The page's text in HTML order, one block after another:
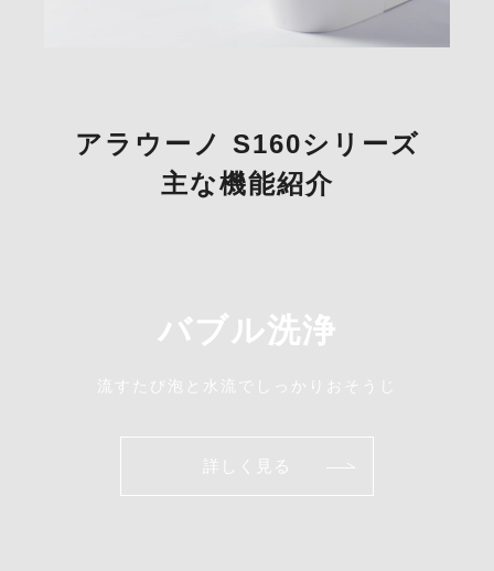
アラウーノ S160シリーズ
主な機能紹介
バブル洗浄
流すたび泡と水流でしっかりおそうじ
詳しく見る